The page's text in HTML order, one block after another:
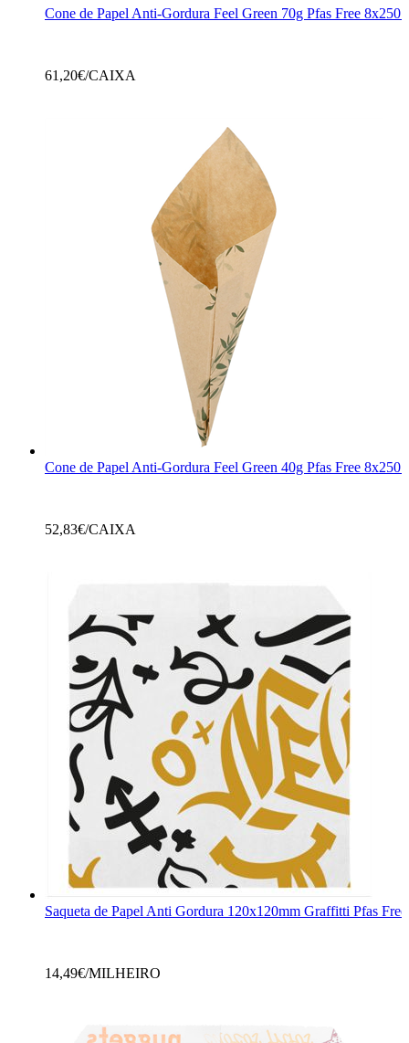
Cone de Papel Anti-Gordura Feel Green 70g Pfas Free 8x250
61,20€/CAIXA
Cone de Papel Anti-Gordura Feel Green 40g Pfas Free 8x250
52,83€/CAIXA
Saqueta de Papel Anti Gordura 120x120mm Graffitti Pfas
14,49€/MILHEIRO